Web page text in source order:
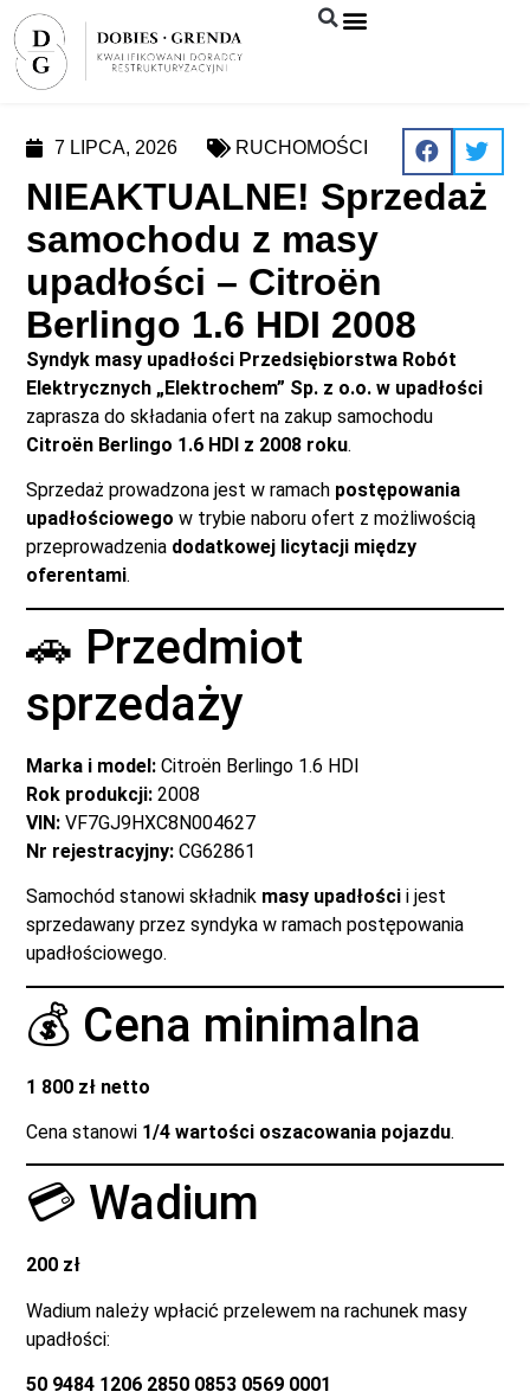
7 LIPCA, 2026 RUCHOMOŚCI
NIEAKTUALNE! Sprzedaż
samochodu z masy
upadłości – Citroën
Berlingo 1.6 HDI 2008
Syndyk masy upadłości Przedsiębiorstwa Robót
Elektrycznych „Elektrochem” Sp. z o.o. w upadłości
zaprasza do składania ofert na zakup samochodu
Citroën Berlingo 1.6 HDI z 2008 roku.
Sprzedaż prowadzona jest w ramach postępowania
upadłościowego w trybie naboru ofert z możliwością
przeprowadzenia dodatkowej licytacji między
oferentami.
🚗 Przedmiot
sprzedaży
Marka i model: Citroën Berlingo 1.6 HDI
Rok produkcji: 2008
VIN: VF7GJ9HXC8N004627
Nr rejestracyjny: CG62861
Samochód stanowi składnik masy upadłości i jest
sprzedawany przez syndyka w ramach postępowania
upadłościowego.
💰 Cena minimalna
1 800 zł netto
Cena stanowi 1/4 wartości oszacowania pojazdu.
💳 Wadium
200 zł
Wadium należy wpłacić przelewem na rachunek masy
upadłości:
50 9484 1206 2850 0853 0569 0001